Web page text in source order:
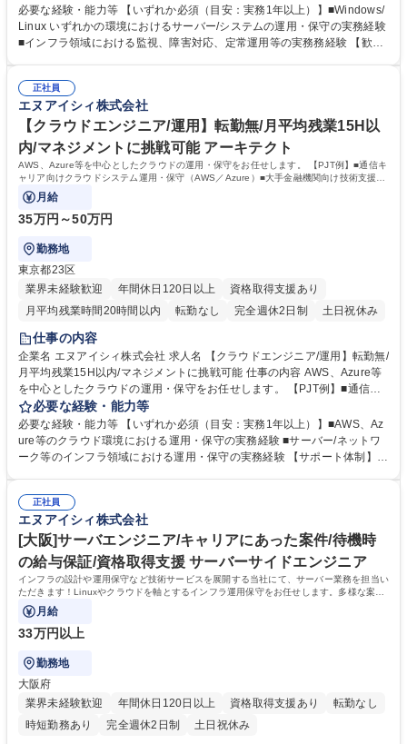
守■官公庁向け地理情報管理システム保守 【キャリアパス】■スペシャリ
スト：在籍から5年経過したメンバーには「フェローチーム」としてマネ
ジメント業務を行わず現場でスキルを磨けるキャリアパス ■マネジメン
験、メンバーマネジメント経験を積むとPM・PLへのキャリアパスもござ
います。※上記いずれかを選択可能です。 募集職種 【サーバーエンジニ
ア(運用)】転勤無/月残業15H程/上流工程に関われる機会有
必要な経験・能力等 【いずれか必須（目安：実務1年以上）】■Windows/
Linux いずれかの環境におけるサーバー/システムの運用・保守の実務経験
■インフラ領域における監視、障害対応、定常運用等の実務務経験 【歓
くエンジニアの上司もサポートに入ります。営業担当は案件ごとの個別相
談、上司とは進捗管理やキャリアプランニングについて相談可能です 【資
格取得制度】指定する資格を取得した方にお祝い金を最長3年間（毎月）
支給しております。 資格取得できた場合の受験料の全額負担有 学歴・資
格 学歴：大学院 大学 高専 短大 専修学校 高校 語学力： 資格：
正社員
エヌアイシィ株式会社
【クラウドエンジニア/運用】転勤無/月平均残業15H以
内/マネジメントに挑戦可能 アーキテクト
AWS、Azure等を中心としたクラウドの運用・保守をお任せします。 【PJT例】■通信キ
ャリア向けクラウドシステム運用・保守（AWS／Azure）■大手金融機関向け技術支援・
保守（Azure）等
月給
35万円～50万円
勤務地
東京都23区
業界未経験歓迎
年間休日120日以上
資格取得支援あり
月平均残業時間20時間以内
転勤なし 完全週休2日制 土日祝休み
仕事の内容
企業名 エヌアイシィ株式会社 求人名 【クラウドエンジニア/運用】転勤無/
月平均残業15H以内/マネジメントに挑戦可能 仕事の内容 AWS、Azure等
を中心としたクラウドの運用・保守をお任せします。 【PJT例】■通信キ
ャリア向けクラウドシステム運用・保守（AWS／Azure）■大手金融機関
向け技術支援・保守（Azure）等 【キャリアパス】■スペシャリスト：在
籍から5年経過したメンバーには「フェローチーム」としてマネジメント
業務を行わず現場でスキルを磨けるキャリアパス ■マネジメント：未経験
ーマネジメント経験を積むとPM・PLへのキャリアパスもございます。※
上記いずれかを選択可能です。 募集職種 【クラウドエンジニア/運用】転
勤無/月平均残業15H以内/マネジメントに挑戦可能
必要な経験・能力等
必要な経験・能力等 【いずれか必須（目安：実務1年以上）】■AWS、Az
ure等のクラウド環境における運用・保守の実務経験 ■サーバー/ネットワ
ーク等のインフラ領域における運用・保守の実務経験 【サポート体制】当
は進捗管理やキャリアプランニングについて相談できる体制をとっており
ます。 【資格取得制度】指定する資格を取得した方にお祝い金を最長3年
間（毎月）支給しております。 資格取得できた場合の受験料の全額負担有
学歴・資格 学歴：大学院 大学 高専 短大 専修学校 高校 語学力： 資格：
正社員
エヌアイシィ株式会社
[大阪]サーバエンジニア/キャリアにあった案件/待機時
の給与保証/資格取得支援 サーバーサイドエンジニア
インフラの設計や運用保守など技術サービスを展開する当社にて、サーバー業務を担当い
ただきます！Linuxやクラウドを軸とするインフラ運用保守をお任せします。多様な案件
から経験に合うものへアサインし、将来
月給
33万円以上
勤務地
大阪府
業界未経験歓迎
年間休日120日以上 資格取得支援あり
転勤なし
時短勤務あり
完全週休2日制 土日祝休み